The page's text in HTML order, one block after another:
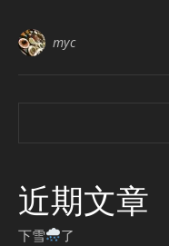
myc
近期文章
下雪
了